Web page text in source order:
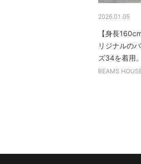
2026.01.05
【身長
リジナルの
ズ34を着用
BEAMS